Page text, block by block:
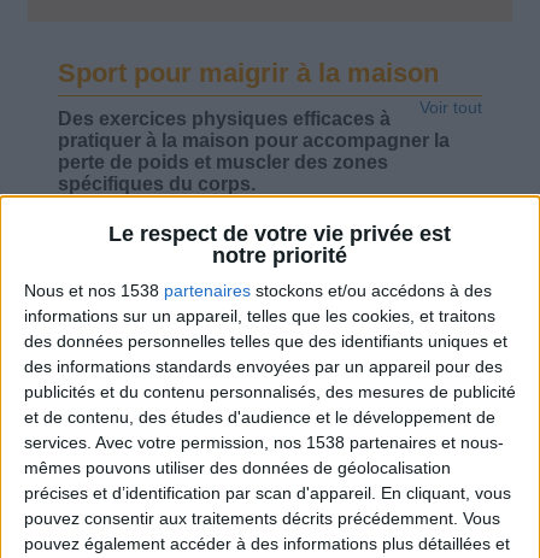
Le respect de votre vie privée est
notre priorité
Nous et nos 1538 partenaires stockons et/ou accédons à des
informations sur un appareil, telles que les cookies, et traitons
des données personnelles telles que des identifiants uniques et
des informations standards envoyées par un appareil pour des
publicités et du contenu personnalisés, des mesures de publicité
et de contenu, des études d'audience et le développement de
services. Avec votre permission, nos 1538 partenaires et nous-
mêmes pouvons utiliser des données de géolocalisation
précises et d’identification par scan d'appareil. En cliquant, vous
pouvez consentir aux traitements décrits précédemment. Vous
pouvez également accéder à des informations plus détaillées et
Sport pour maigrir à la maison
Voir tout
Des exercices physiques efficaces à
pratiquer à la maison pour accompagner la
perte de poids et muscler des zones
spécifiques du corps.
Bas du Corps en Feu : 30 min Cardio + Renfo
Muscu | GymWaouw 8H avec Léa du
03/09/2025